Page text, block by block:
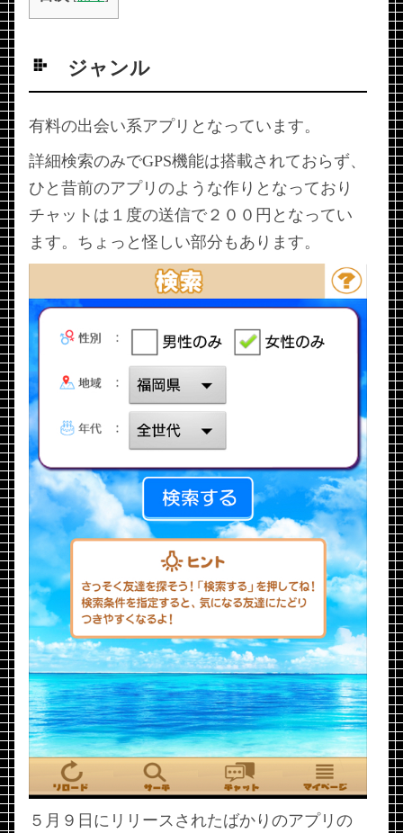
ジャンル
有料の出会い系アプリとなっています。
詳細検索のみでGPS機能は搭載されておらず、
ひと昔前のアプリのような作りとなっており
チャットは１度の送信で２００円となってい
ます。ちょっと怪しい部分もあります。
５月９日にリリースされたばかりのアプリの